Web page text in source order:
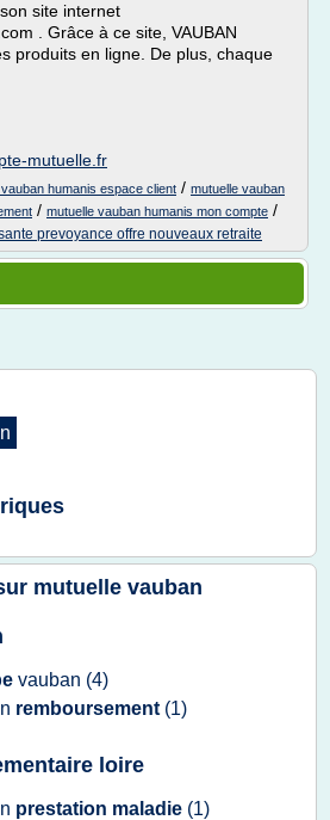
site internet
. Grâce à ce site, VAUBAN
produits en ligne. De plus, chaque
mutuelle.fr
humanis espace client / mutuelle vauban
/ mutuelle vauban humanis mon compte /
prevoyance offre nouveaux retraite
mutuelle vauban
vauban (4)
remboursement (1)
loire
prestation maladie (1)